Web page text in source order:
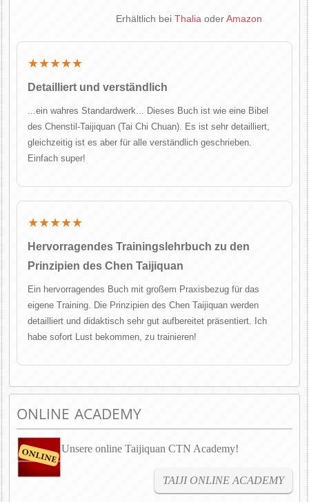
Erhältlich bei Thalia oderAmazon
★★★★★
Detailliert und verständlich
...ein wahres Standardwerk... Dieses Buch ist wie eine Bibel
des Chenstil-Taijiquan (Tai Chi Chuan). Es ist sehr detailliert,
gleichzeitig ist es aber für alle verständlich geschrieben.
Einfach super!
★★★★★
Hervorragendes Trainingslehrbuch zu den
Prinzipien des Chen Taijiquan
Ein hervorragendes Buch mit großem Praxisbezug für das
eigene Training. Die Prinzipien des Chen Taijiquan werden
detailliert und didaktisch sehr gut aufbereitet präsentiert. Ich
habe sofort Lust bekommen, zu trainieren!
ONLINE ACADEMY
Unsere online Taijiquan CTN Academy!
TAIJI ONLINE ACADEMY